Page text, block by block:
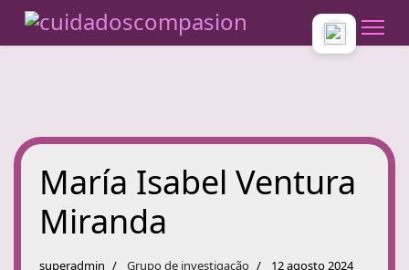
María Isabel Ventura
Miranda
superadmin Grupo de investigação
12 agosto 2024